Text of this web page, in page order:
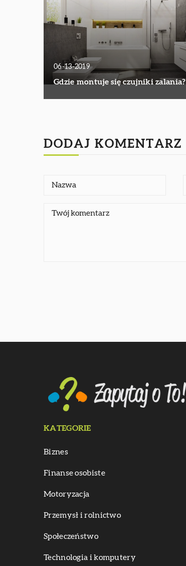
06-13-2019
Gdzie montuje się czujniki zalania?
DODAJ KOMENTARZ
KATEGORIE
Biznes
Finanse osobiste
Motoryzacja
Przemysł i rolnictwo
Społeczeństwo
Technologia i komputery